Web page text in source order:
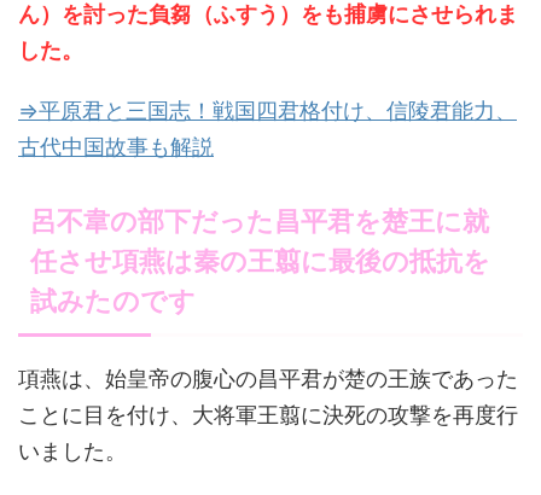
ん）を討った負芻（ふすう）をも捕虜にさせられま
した。
⇒平原君と三国志！戦国四君格付け、信陵君能力、
古代中国故事も解説
呂不韋の部下だった昌平君を楚王に就
任させ項燕は秦の王翦に最後の抵抗を
試みたのです
項燕は、始皇帝の腹心の昌平君が楚の王族であった
ことに目を付け、大将軍王翦に決死の攻撃を再度行
いました。